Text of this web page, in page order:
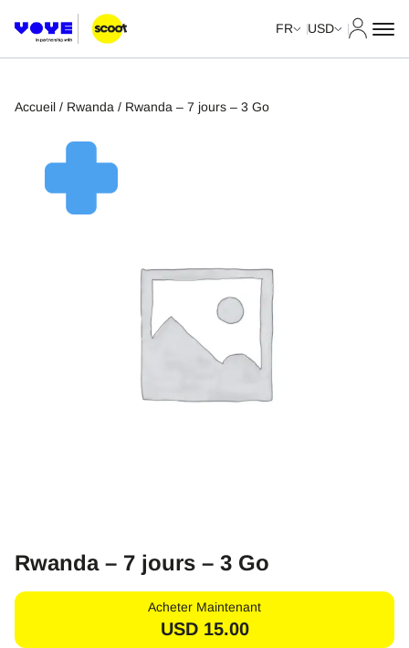
FR USD
Accueil / Rwanda / Rwanda – 7 jours – 3 Go
Rwanda – 7 jours – 3 Go
Acheter Maintenant
USD 15.00